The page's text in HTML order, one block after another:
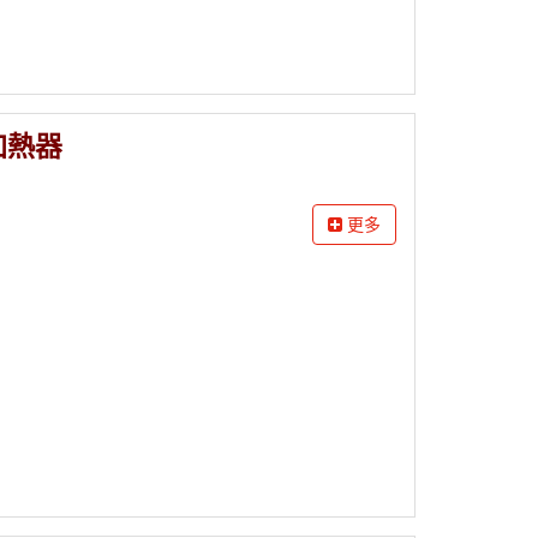
熱器
更多